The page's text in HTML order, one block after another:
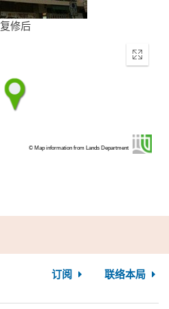
复修后
Enter
© Map information from Lands Department
订阅 联络本局